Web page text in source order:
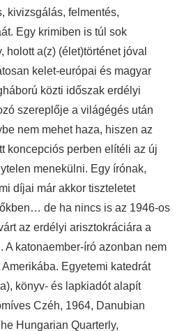
kivizsgálás, felmentés,
Egy krimiben is túl sok
holott a(z) (élet)történet jóval
kelet-európai és magyar
közti időszak erdélyi
szereplője a világégés után
nem mehet haza, hiszen az
koncepciós perben elítéli az új
menekülni. Egy írónak,
díjai már akkor tiszteletet
de ha nincs is az 1946-os
az erdélyi arisztokráciára a
A katonaember-író azonban nem
Egyetemi katedrát
könyv- és lapkiadót alapít
Czéh, 1964, Danubian
Hungarian Quarterly,